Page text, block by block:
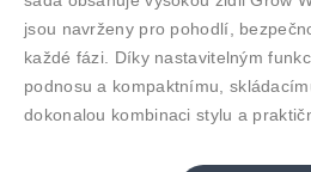
jsou navrženy pro pohodlí,
každé fázi. Díky nastavitelným
podnosu a kompaktnímu,
dokonalou kombinaci stylu a